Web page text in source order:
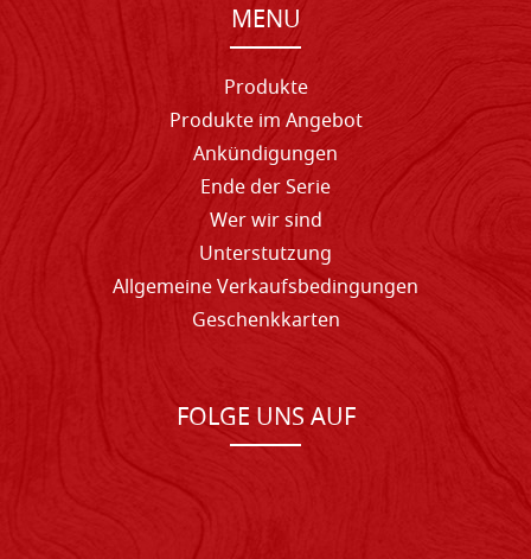
MENU
Produkte
Produkte im Angebot
Ankündigungen
Ende der Serie
Wer wir sind
Unterstutzung
Allgemeine Verkaufsbedingungen
Geschenkkarten
FOLGE UNS AUF